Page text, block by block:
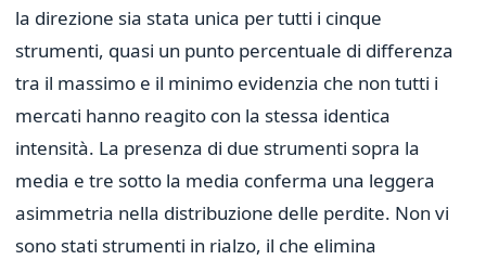
la direzione sia stata unica per tutti i cinque
strumenti, quasi un punto percentuale di differenza
tra il massimo e il minimo evidenzia che non tutti i
mercati hanno reagito con la stessa identica
intensità. La presenza di due strumenti sopra la
media e tre sotto la media conferma una leggera
asimmetria nella distribuzione delle perdite. Non vi
sono stati strumenti in rialzo, il che elimina